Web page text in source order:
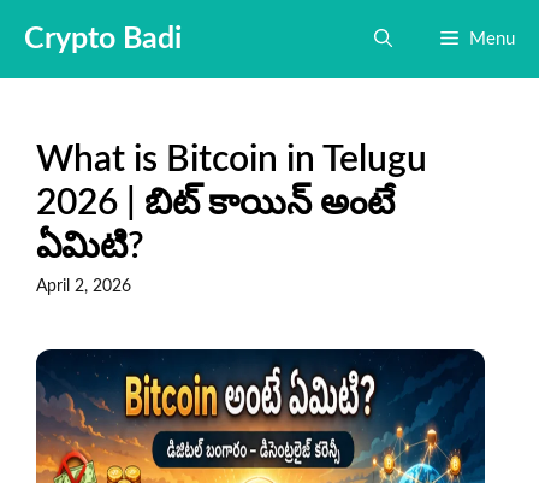
content
Crypto Badi Menu
What is Bitcoin in Telugu
2026 | బిట్ కాయిన్ అంటే
ఏమిటి?
April 2, 2026